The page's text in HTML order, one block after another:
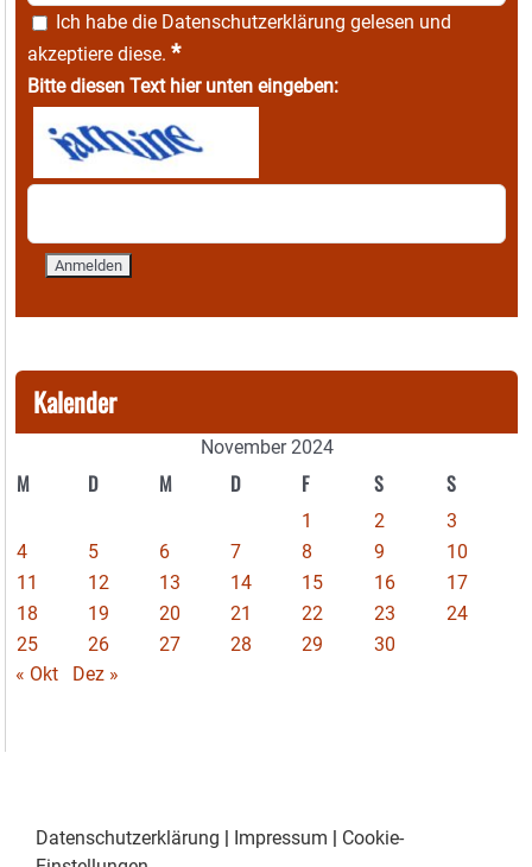
Ich habe die Datenschutzerklärung gelesen und
akzeptiere diese. *
Bitte diesen Text hier unten eingeben:
Kalender
November 2024
M D M D F S S
1 2
3
4
5 6 7 8 9
10
11
12 13 14 15 16
17
18
19 20 21 22 23
24
25
26 27 28 29
30
« Okt
Dez »
Datenschutzerklärung Impressum
Cookie-